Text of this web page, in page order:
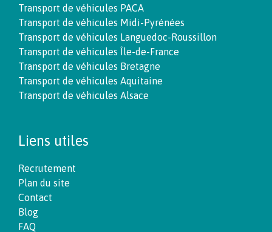
Transport de véhicules PACA
Transport de véhicules Midi-Pyrénées
Transport de véhicules Languedoc-Roussillon
Transport de véhicules Île-de-France
Transport de véhicules Bretagne
Transport de véhicules Aquitaine
Transport de véhicules Alsace
Liens utiles
Recrutement
Plan du site
Contact
Blog
FAQ